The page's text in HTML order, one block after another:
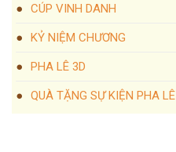
CÚP VINH DANH
KỶ NIỆM CHƯƠNG
PHA LÊ 3D
QUÀ TẶNG SỰ KIỆN PHA LÊ